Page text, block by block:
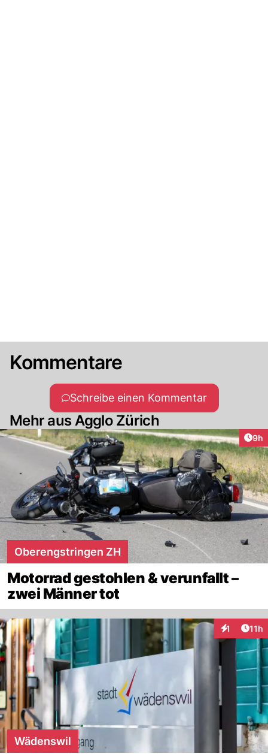
Kommentare
Schreibe einen Kommentar
Mehr aus Agglo Zürich
9h
Oberengstringen ZH
Motorrad gestohlen & verunfallt –
zwei Männer tot
1 11h
Wädenswil